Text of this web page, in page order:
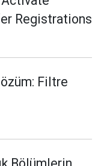
Registrations
Filtre